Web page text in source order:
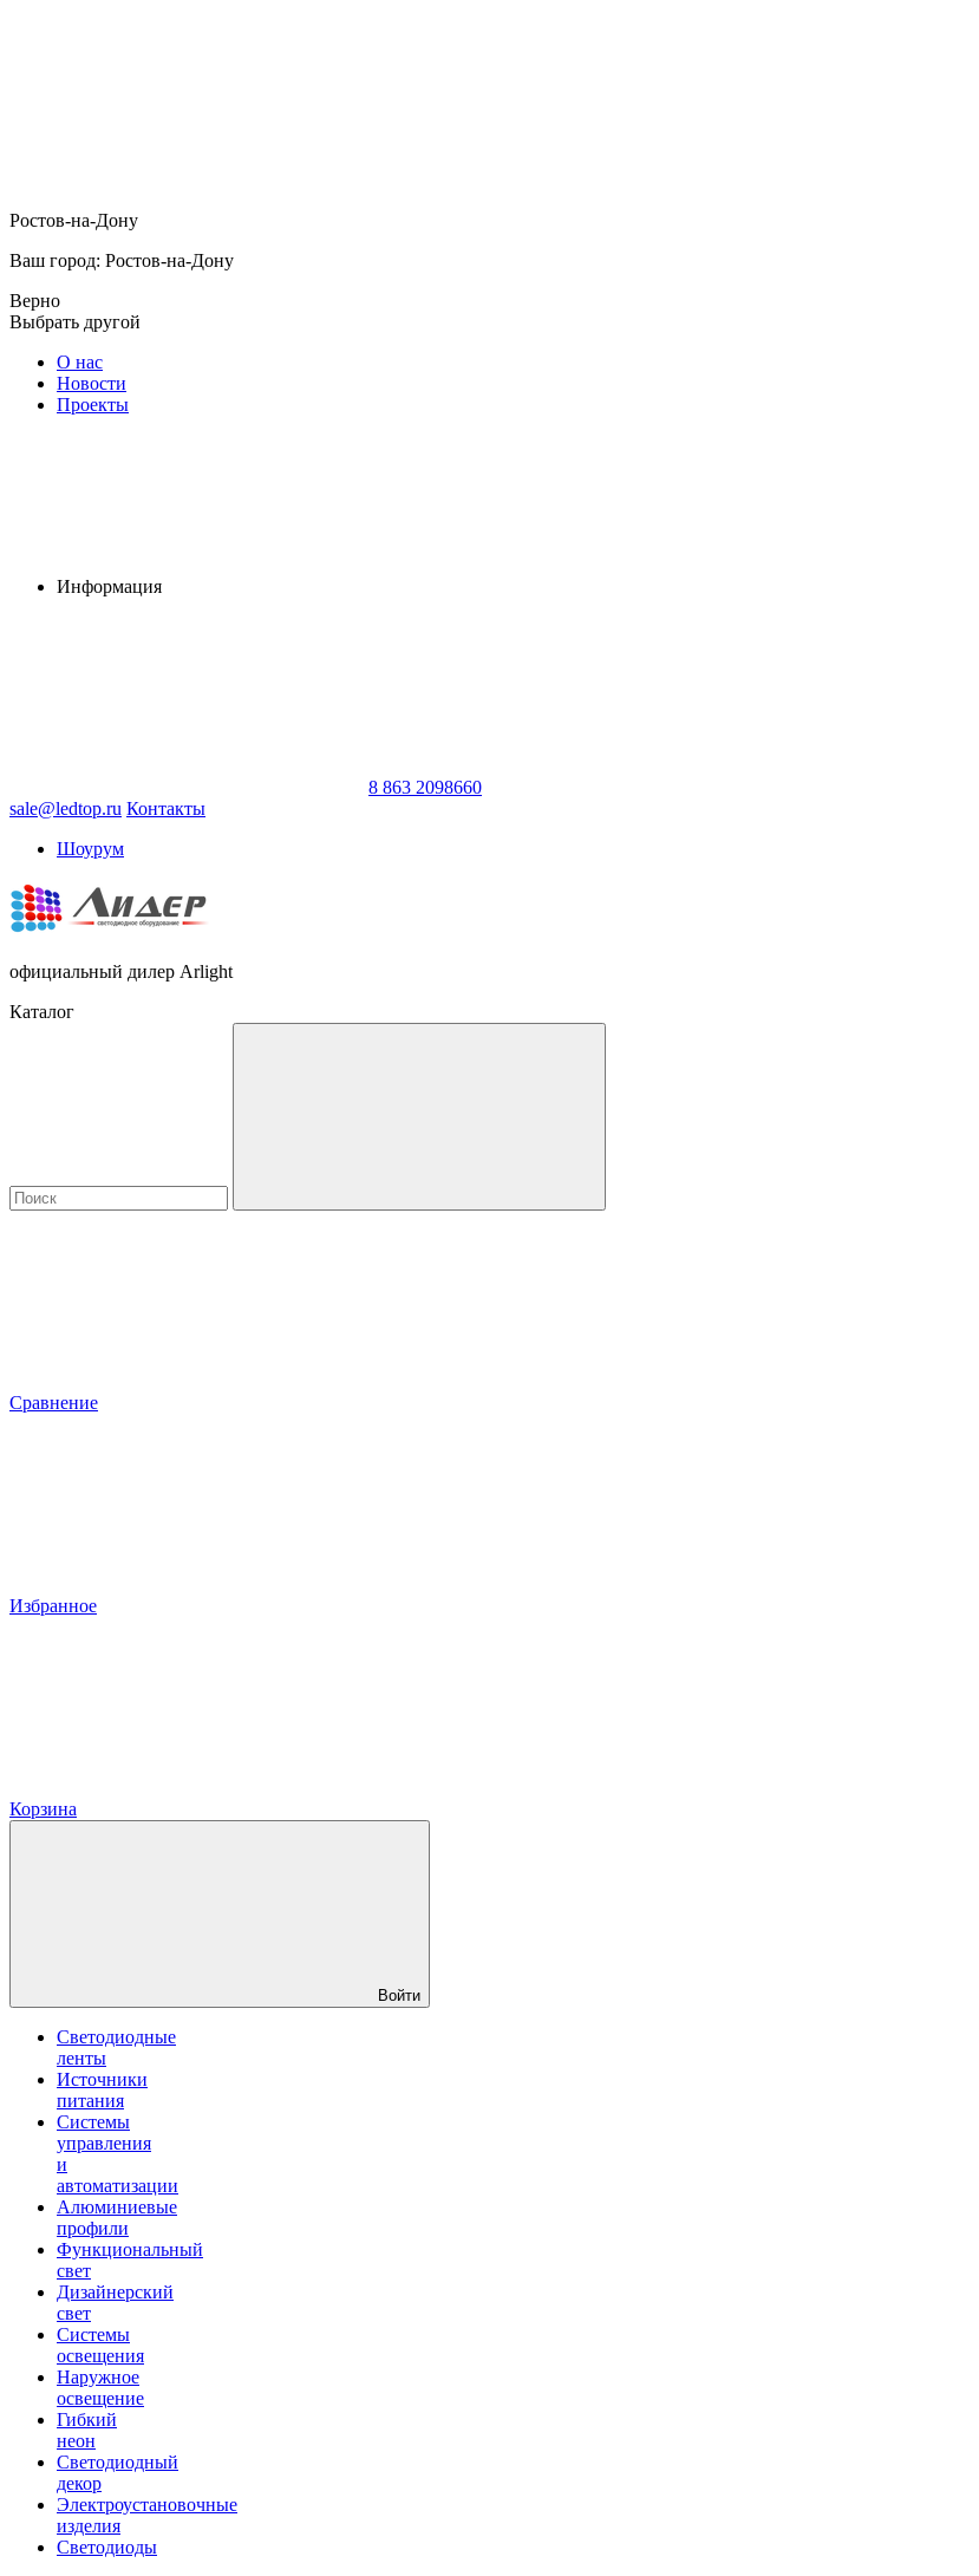
Ростов-на-Дону
Ваш город: Ростов-на-Дону
Верно
Выбрать другой
О нас
Новости
Проекты
Информация
8 863 2098660
sale@ledtop.ru Контакты
Шоурум
официальный дилер Arlight
Каталог
Сравнение
Избранное
Корзина
Войти
Светодиодные
ленты
Источники
питания
Системы
управления
и
автоматизации
Алюминиевые
профили
Функциональный
свет
Дизайнерский
свет
Системы
освещения
Наружное
освещение
Гибкий
неон
Светодиодный
декор
Электроустановочные
изделия
Светодиоды